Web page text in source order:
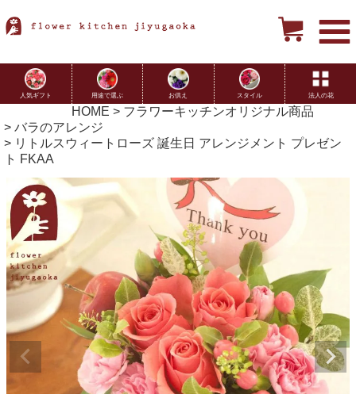
人気ギフト 用途で選ぶ お供え スタイル 法人の花
HOME
フラワーキッチンオリジナル商品
バラのアレンジ
リトルスウィートローズ 誕生日 アレンジメント プレゼン
ト FKAA